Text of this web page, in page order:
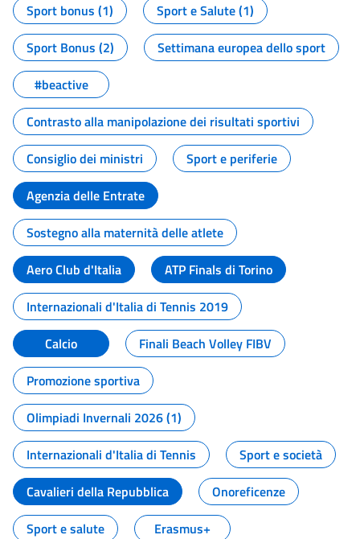
Sport bonus (1)
Sport e Salute (1)
Sport Bonus (2)
Settimana europea dello sport
#beactive
Contrasto alla manipolazione dei risultati sportivi
Consiglio dei ministri
Sport e periferie
Agenzia delle Entrate
Sostegno alla maternità delle atlete
Aero Club d'Italia
ATP Finals di Torino
Internazionali d'Italia di Tennis 2019
Calcio
Finali Beach Volley FIBV
Promozione sportiva
Olimpiadi Invernali 2026 (1)
Internazionali d'Italia di Tennis
Sport e società
Cavalieri della Repubblica
Onoreficenze
Sport e salute
Erasmus+